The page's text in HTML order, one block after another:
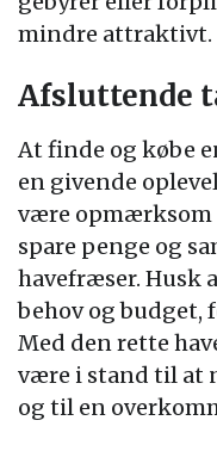
mindre attraktivt.
Afsluttende
At finde og købe
en givende
være opmærksom
spare penge og
havefræser. Husk
behov og
Med den rette
være i stand til at
og til en